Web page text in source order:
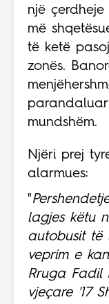
një
më
të ketë
zonës.
mundshëm.
Njëri prej
alarmues:
"
lagjes këtu
autobusit të
veprim e
Rruga Fadil
vjeçare '17